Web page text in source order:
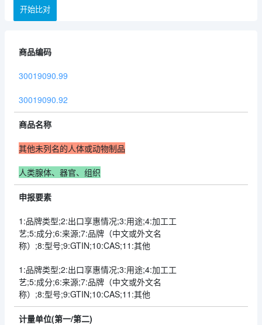
开始比对
商品编码
30019090.99
30019090.92
商品名称
其他未列名的人体或动物制品
人类腺体、器官、组织
申报要素
1:品牌类型;2:出口享惠情况;3:用途;4:加工工
艺;5:成分;6:来源;7:品牌（中文或外文名
称）;8:型号;9:GTIN;10:CAS;11:其他
1:品牌类型;2:出口享惠情况;3:用途;4:加工工
艺;5:成分;6:来源;7:品牌（中文或外文名
称）;8:型号;9:GTIN;10:CAS;11:其他
计量单位(第一/第二)